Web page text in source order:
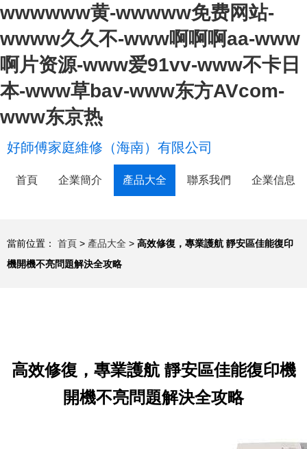
wwwwww黄-wwwww免费网站-
wwww久久不-www啊啊啊aa-www
啊片资源-www爱91vv-www不卡日
本-www草bav-www东方AVcom-
www东京热
好師傅家庭維修（海南）有限公司
首頁 企業簡介 產品大全 聯系我們 企業信息
當前位置： 首頁 > 產品大全 > 高效修復，專業護航 靜安區佳能復印
機開機不亮問題解決全攻略
高效修復，專業護航 靜安區佳能復印機
開機不亮問題解決全攻略